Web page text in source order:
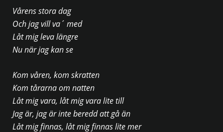
Vårens stora dag
Och jag vill va´ med
Låt mig leva längre
Nu när jag kan se
Kom våren, kom skratten
Kom tårarna om natten
Låt mig vara, låt mig vara lite till
Jag är, jag är inte beredd att gå än
Låt mig finnas, låt mig finnas lite mer